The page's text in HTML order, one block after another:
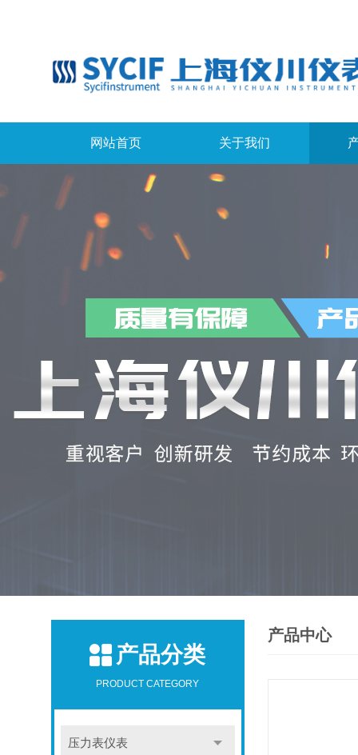
网站首页 关于我们
产品分类
PRODUCT CATEGORY
压力表仪表
产品中心